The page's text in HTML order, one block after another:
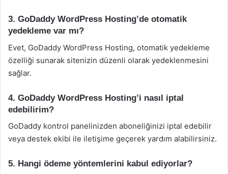
3. GoDaddy WordPress Hosting’de otomatik
yedekleme var mı?
Evet, GoDaddy WordPress Hosting, otomatik yedekleme
özelliği sunarak sitenizin düzenli olarak yedeklenmesini
sağlar.
4. GoDaddy WordPress Hosting’i nasıl iptal
edebilirim?
GoDaddy kontrol panelinizden aboneliğinizi iptal edebilir
veya destek ekibi ile iletişime geçerek yardım alabilirsiniz.
5. Hangi ödeme yöntemlerini kabul ediyorlar?